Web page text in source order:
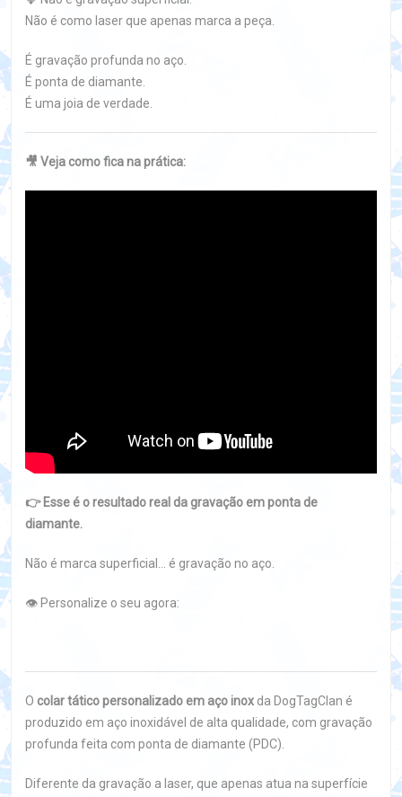
Não é como laser que apenas marca a peça.
É gravação profunda no aço.
É ponta de diamante.
É uma joia de verdade.
🎥 Veja como fica na prática:
👉 Esse é o resultado real da gravação em ponta de
diamante.
Não é marca superficial… é gravação no aço.
👁️ Personalize o seu agora:
O colar tático personalizado em aço inox da DogTagClan é
produzido em aço inoxidável de alta qualidade, com gravação
profunda feita com ponta de diamante (PDC).
Diferente da gravação a laser, que apenas atua na superfície